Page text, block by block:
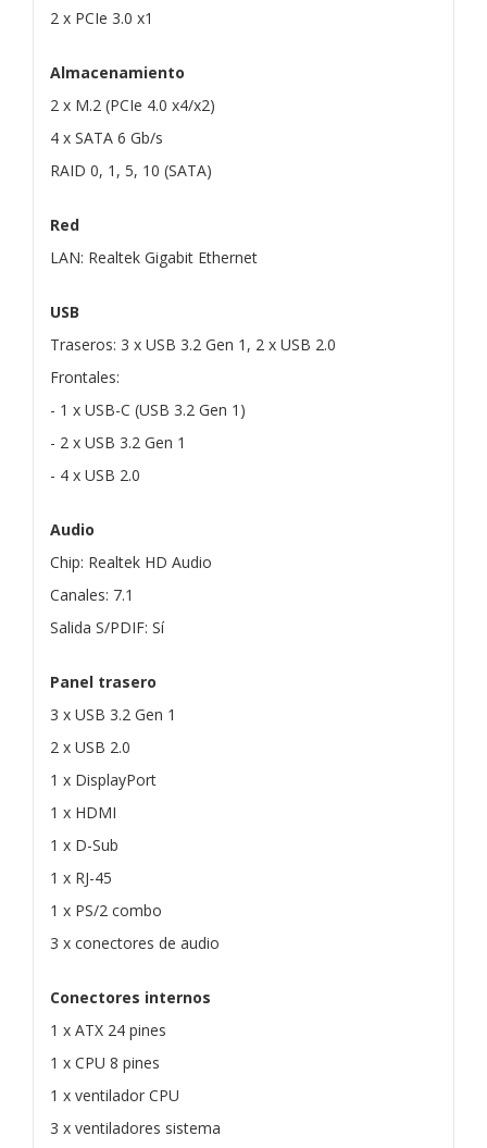
2 x PCIe 3.0 x1
Almacenamiento
2 x M.2 (PCIe 4.0 x4/x2)
4 x SATA 6 Gb/s
RAID 0, 1, 5, 10 (SATA)
Red
LAN: Realtek Gigabit Ethernet
USB
Traseros: 3 x USB 3.2 Gen 1, 2 x USB 2.0
Frontales:
- 1 x USB-C (USB 3.2 Gen 1)
- 2 x USB 3.2 Gen 1
- 4 x USB 2.0
Audio
Chip: Realtek HD Audio
Canales: 7.1
Salida S/PDIF: Sí
Panel trasero
3 x USB 3.2 Gen 1
2 x USB 2.0
1 x DisplayPort
1 x HDMI
1 x D-Sub
1 x RJ-45
1 x PS/2 combo
3 x conectores de audio
Conectores internos
1 x ATX 24 pines
1 x CPU 8 pines
1 x ventilador CPU
3 x ventiladores sistema